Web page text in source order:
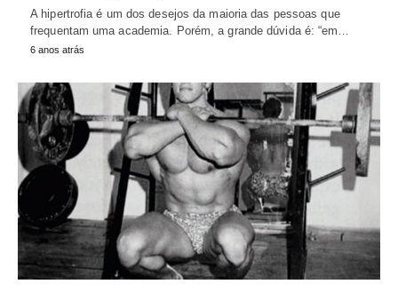
A hipertrofia é um dos desejos da maioria das pessoas que
frequentam uma academia. Porém, a grande dúvida é: “em…
6 anos atrás